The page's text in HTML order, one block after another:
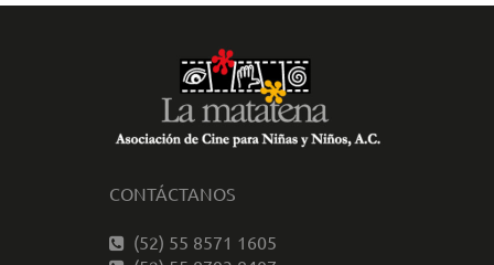
CONTÁCTANOS
(52) 55 8571 1605